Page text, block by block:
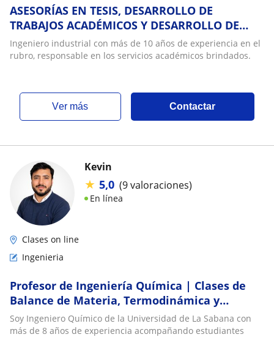
ASESORÍAS EN TESIS, DESARROLLO DE
TRABAJOS ACADÉMICOS Y DESARROLLO DE
EXÁMENES
Ingeniero industrial con más de 10 años de experiencia en el
rubro, responsable en los servicios académicos brindados.
ver más Contactar
Kevin
★ 5,0 (9 valoraciones)
En línea
Clases on line
Ingenieria
Profesor de Ingeniería Química | Clases de
Balance de Materia, Termodinámica y
Reacciones Químicas
Soy Ingeniero Químico de la Universidad de La Sabana con
más de 8 años de experiencia acompañando estudiantes